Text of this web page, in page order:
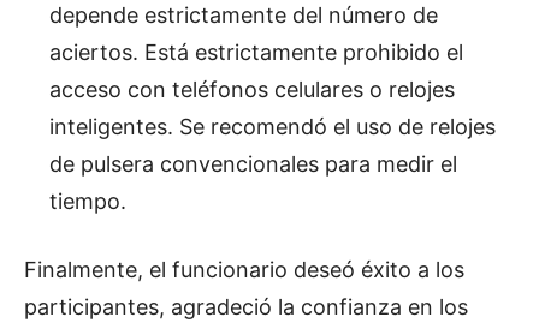
depende estrictamente del número de
aciertos. Está estrictamente prohibido el
acceso con teléfonos celulares o relojes
inteligentes. Se recomendó el uso de relojes
de pulsera convencionales para medir el
tiempo.
Finalmente, el funcionario deseó éxito a los
participantes, agradeció la confianza en los